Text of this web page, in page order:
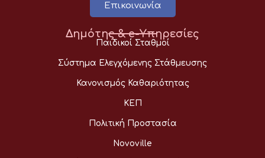
Επικοινωνία
Δημότης & e-Υπηρεσίες
Παιδικοί Σταθμοί
Σύστημα Ελεγχόμενης Στάθμευσης
Κανονισμός Καθαριότητας
ΚΕΠ
Πολιτική Προστασία
Novoville